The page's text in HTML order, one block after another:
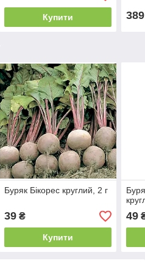
Купити 389
Буряк Бікорес круглий, 2 г
39₴
Купити
49